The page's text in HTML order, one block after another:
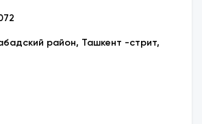
район, Ташкент -стрит,